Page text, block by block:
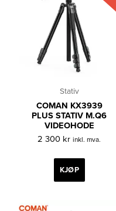
Stativ
COMAN KX3939
PLUS STATIV M.Q6
VIDEOHODE
2 300 kr inkl. mva.
KJØP